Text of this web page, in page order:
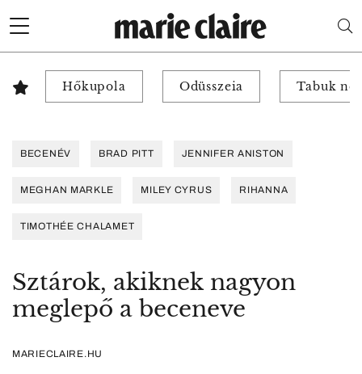
Hőkupola Odüsszeia Tabuk
BECENÉV BRAD PITT JENNIFER ANISTON
MEGHAN MARKLE MILEY CYRUS RIHANNA
TIMOTHÉE CHALAMET
Sztárok, akiknek nagyon
meglepő a beceneve
MARIECLAIRE.HU